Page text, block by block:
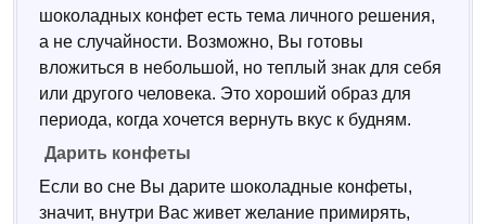
шоколадных конфет есть тема личного решения,
а не случайности. Возможно, Вы готовы
вложиться в небольшой, но теплый знак для себя
или другого человека. Это хороший образ для
периода, когда хочется вернуть вкус к будням.
Дарить конфеты
Если во сне Вы дарите шоколадные конфеты,
значит, внутри Вас живет желание примирять,